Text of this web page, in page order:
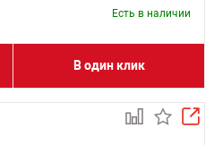
Есть в наличии
В один клик